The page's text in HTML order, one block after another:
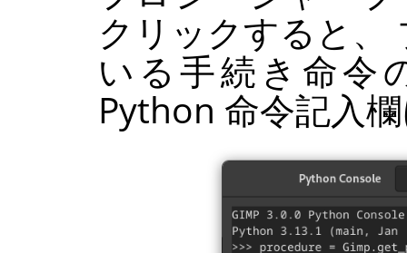
クリックすると、
いる手続き命令
Python 命令記入